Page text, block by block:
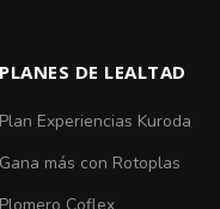
PLANES DE LEALTAD
Plan Experiencias Kuroda
Gana más con Rotoplas